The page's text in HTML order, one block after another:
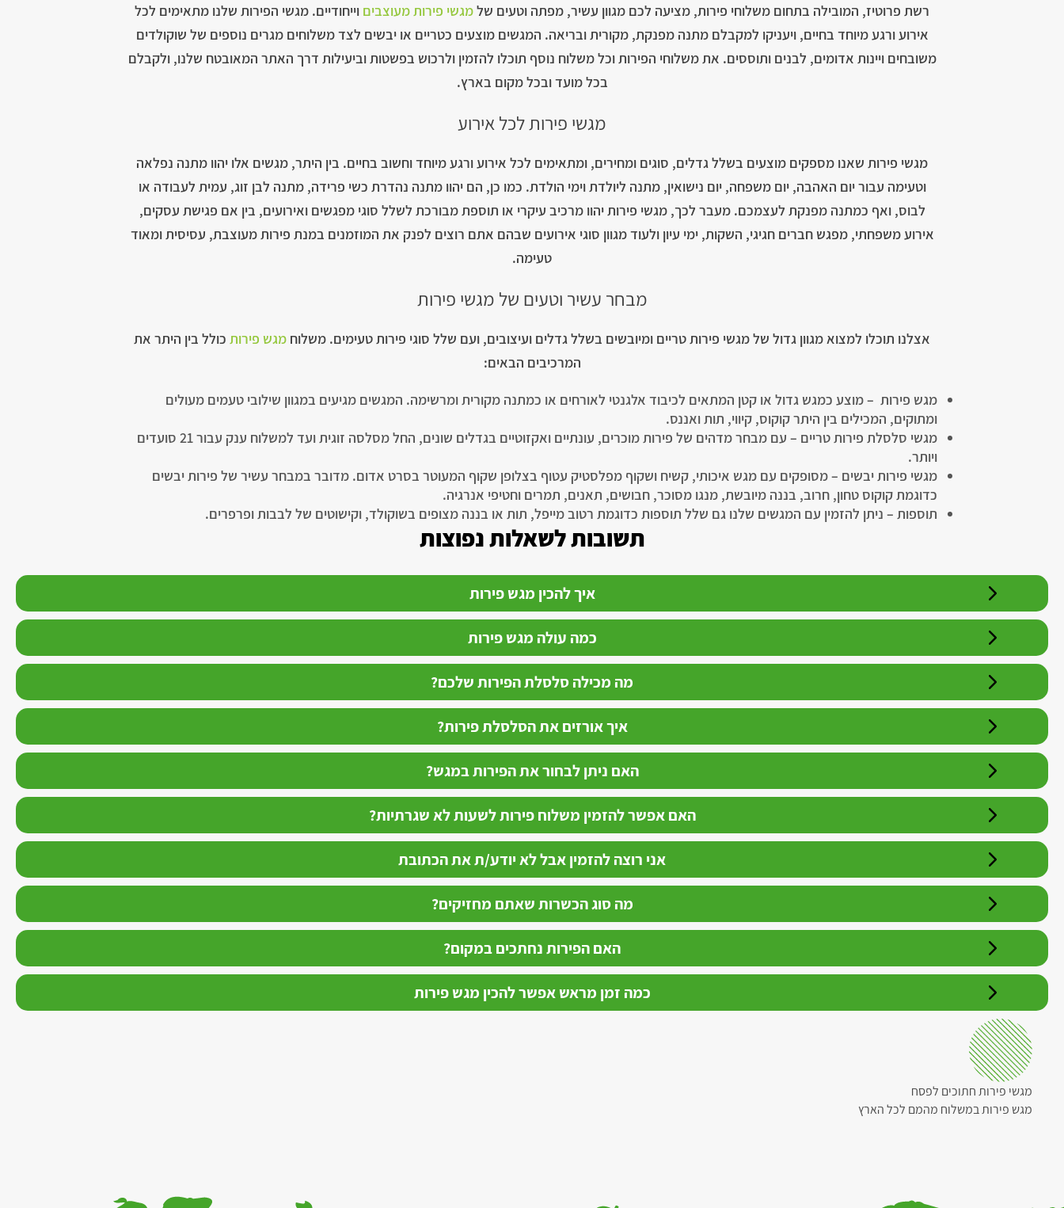
רשת פרוטיז, המובילה בתחום משלוחי פירות, מציעה לכם מגוון עשיר, מפתה וטעים שלמגשי פירות מעוצבים וייחודיים. מגשי הפירות שלנו מתאימים לכל
אירוע ורגע מיוחד בחיים, ויעניקו למקבלם מתנה מפנקת, מקורית ובריאה. המגשים מוצעים כטריים או יבשים לצד משלוחים מגרים נוספים של שוקולדים
משובחים ויינות אדומים, לבנים ותוססים. את משלוחי הפירות וכל משלוח נוסף תוכלו להזמין ולרכוש בפשטות וביעילות דרך האתר המאובטח שלנו, ולקבלם
בכל מועד ובכל מקום בארץ.
מגשי פירות לכל אירוע
מגשי פירות שאנו מספקים מוצעים בשלל גדלים, סוגים ומחירים, ומתאימים לכל אירוע ורגע מיוחד וחשוב בחיים. בין היתר, מגשים אלו יהוו מתנה נפלאה
וטעימה עבור יום האהבה, יום משפחה, יום נישואין, מתנה ליולדת וימי הולדת. כמו כן, הם יהוו מתנה נהדרת כשי פרידה, מתנה לבן זוג, עמית לעבודה או
לבוס, ואף כמתנה מפנקת לעצמכם. מעבר לכך, מגשי פירות יהוו מרכיב עיקרי או תוספת מבורכת לשלל סוגי מפגשים ואירועים, בין אם פגישת עסקים,
אירוע משפחתי, מפגש חברים חגיגי, השקות, ימי עיון ולעוד מגוון סוגי אירועים שבהם אתם רוצים לפנק את המוזמנים במנת פירות מעוצבת, עסיסית ומאוד
טעימה.
מבחר עשיר וטעים של מגשי פירות
אצלנו תוכלו למצוא מגוון גדול של מגשי פירות טריים ומיובשים בשלל גדלים ועיצובים, ועם שלל סוגי פירות טעימים. משלוח מגש פירות כולל בין היתר את
המרכיבים הבאים:
מגש פירות – מוצע כמגש גדול או קטן המתאים לכיבוד אלגנטי לאורחים או כמתנה מקורית ומרשימה. המגשים מגיעים במגוון שילובי טעמים מעולים
ומתוקים, המכילים בין היתר קוקוס, קיווי, תות ואננס.
מגשי סלסלת פירות טריים – עם מבחר מדהים של פירות מוכרים, עונתיים ואקזוטיים בגדלים שונים, החל מסלסה זוגית ועד למשלוח ענק עבור 21 סועדים
ויותר.
מגשי פירות יבשים – מסופקים עם מגש איכותי, קשיח ושקוף מפלסטיק עטוף בצלופן שקוף המעוטר בסרט אדום. מדובר במבחר עשיר של פירות יבשים
כדוגמת קוקוס טחון, חרוב, בננה מיובשת, מנגו מסוכר, חבושים, תאנים, תמרים וחטיפי אנרגיה.
תוספות – ניתן להזמין עם המגשים שלנו גם שלל תוספות כדוגמת רטוב מייפל, תות או בננה מצופים בשוקולד, וקישוטים של לבבות ופרפרים.
תשובות לשאלות נפוצות
איך להכין מגש פירות
כמה עולה מגש פירות
מה מכילה סלסלת הפירות שלכם?
איך אורזים את הסלסלת פירות?
האם ניתן לבחור את הפירות במגש?
האם אפשר להזמין משלוח פירות לשעות לא שגרתיות?
אני רוצה להזמין אבל לא יודע/ת את הכתובת
מה סוג הכשרות שאתם מחזיקים?
האם הפירות נחתכים במקום?
כמה זמן מראש אפשר להכין מגש פירות
מגשי פירות חתוכים לפסח
מגש פירות במשלוח מהמם לכל הארץ